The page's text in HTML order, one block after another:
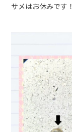
サメはお休みです！